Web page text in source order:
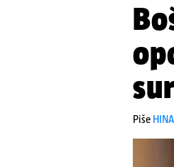
Piše HINA